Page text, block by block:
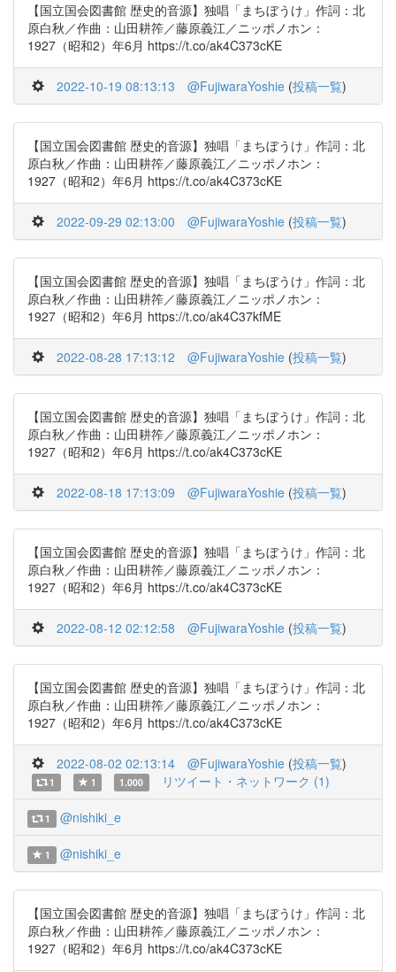
【国立国会図書館 歴史的音源】独唱「まちぼうけ」作詞：北
原白秋／作曲：山田耕筰／藤原義江／ニッポノホン：
1927（昭和2）年6月 https://t.co/ak4C373cKE
2022-10-19 08:13:13 @FujiwaraYoshie (投稿一覧)
【国立国会図書館 歴史的音源】独唱「まちぼうけ」作詞：北
原白秋／作曲：山田耕筰／藤原義江／ニッポノホン：
1927（昭和2）年6月 https://t.co/ak4C373cKE
2022-09-29 02:13:00 @FujiwaraYoshie (投稿一覧)
【国立国会図書館 歴史的音源】独唱「まちぼうけ」作詞：北
原白秋／作曲：山田耕筰／藤原義江／ニッポノホン：
1927（昭和2）年6月 https://t.co/ak4C37kfME
2022-08-28 17:13:12 @FujiwaraYoshie (投稿一覧)
【国立国会図書館 歴史的音源】独唱「まちぼうけ」作詞：北
原白秋／作曲：山田耕筰／藤原義江／ニッポノホン：
1927（昭和2）年6月 https://t.co/ak4C373cKE
2022-08-18 17:13:09 @FujiwaraYoshie (投稿一覧)
【国立国会図書館 歴史的音源】独唱「まちぼうけ」作詞：北
原白秋／作曲：山田耕筰／藤原義江／ニッポノホン：
1927（昭和2）年6月 https://t.co/ak4C373cKE
2022-08-12 02:12:58 @FujiwaraYoshie (投稿一覧)
【国立国会図書館 歴史的音源】独唱「まちぼうけ」作詞：北
原白秋／作曲：山田耕筰／藤原義江／ニッポノホン：
1927（昭和2）年6月 https://t.co/ak4C373cKE
2022-08-02 02:13:14 @FujiwaraYoshie (投稿一覧)
1 1 1.000 リツイート・ネットワーク (1)
1 @nishiki_e
1 @nishiki_e
【国立国会図書館 歴史的音源】独唱「まちぼうけ」作詞：北
原白秋／作曲：山田耕筰／藤原義江／ニッポノホン：
1927（昭和2）年6月 https://t.co/ak4C373cKE